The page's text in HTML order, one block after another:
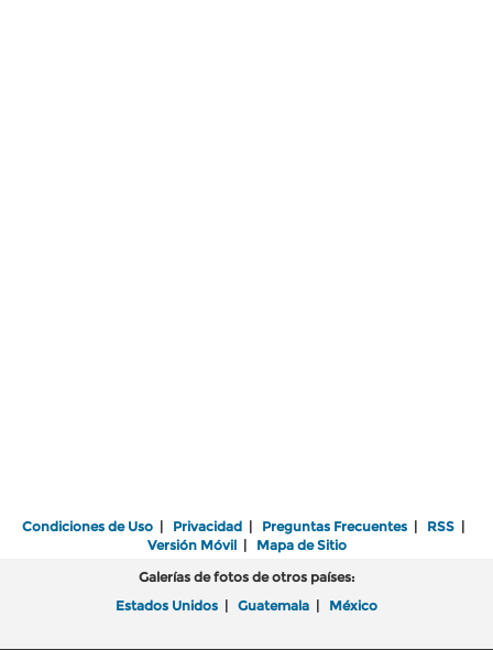
Condiciones de Uso | Privacidad | Preguntas Frecuentes | RSS |
Versión Móvil| Mapa de Sitio
Galerías de fotos de otros países:
Estados Unidos | Guatemala | México